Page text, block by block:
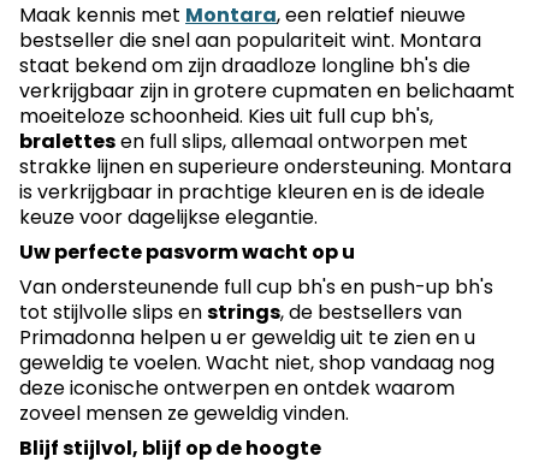
Maak kennis met Montara, een relatief nieuwe
bestseller die snel aan populariteit wint. Montara
staat bekend om zijn draadloze longline bh's die
verkrijgbaar zijn in grotere cupmaten en belichaamt
moeiteloze schoonheid. Kies uit full cup bh's,
bralettesen full slips, allemaal ontworpen met
strakke lijnen en superieure ondersteuning. Montara
is verkrijgbaar in prachtige kleuren en is de ideale
keuze voor dagelijkse elegantie.
Uw perfecte pasvorm wacht op u
Van ondersteunende full cup bh's en push-up bh's
tot stijlvolle slips enstrings, de bestsellers van
Primadonna helpen u er geweldig uit te zien en u
geweldig te voelen. Wacht niet, shop vandaag nog
deze iconische ontwerpen en ontdek waarom
zoveel mensen ze geweldig vinden.
Blijf stijlvol, blijf op de hoogte